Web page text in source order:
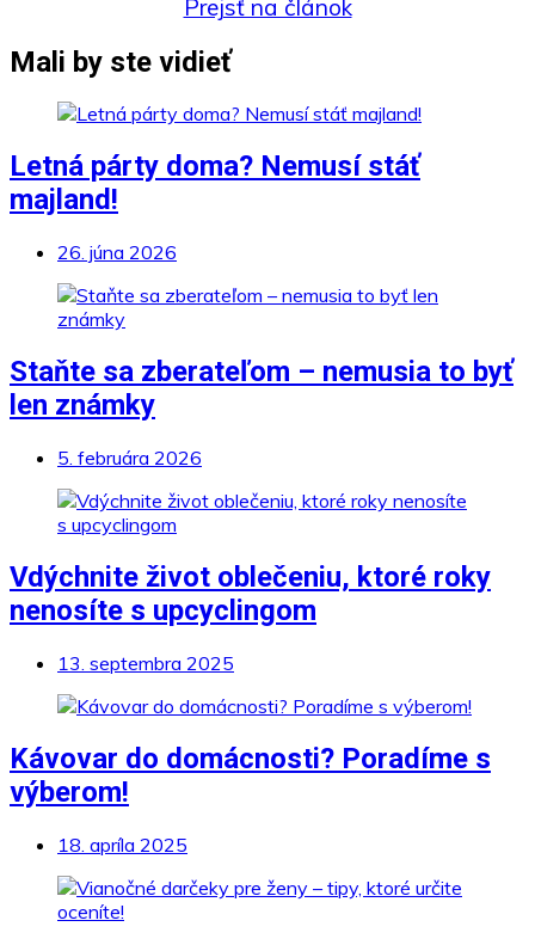
Prejsť na článok
Mali by ste vidieť
Letná párty doma? Nemusí stáť
majland!
26. júna 2026
Staňte sa zberateľom – nemusia to byť
len známky
5. februára 2026
Vdýchnite život oblečeniu, ktoré roky
nenosíte s upcyclingom
13. septembra 2025
Kávovar do domácnosti? Poradíme s
výberom!
18. apríla 2025